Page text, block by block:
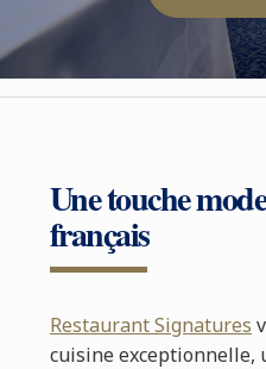
Une touche
français
Restaurant Signatures
cuisine exceptionnelle,